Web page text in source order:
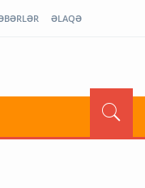
ƏLAQƏ